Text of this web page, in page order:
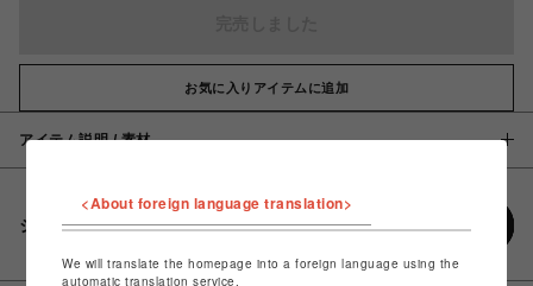
お気に入りアイテムに追加
アイテム説明 / 素材
シェアする
<About foreign language translation>
We will translate the homepage into a foreign language using the
automatic translation service.